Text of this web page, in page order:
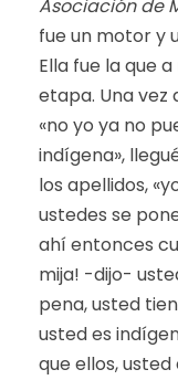
Asociación de
fue un motor y
Ella fue la que
etapa. Una vez
«no yo ya no
indígena»,
los apellidos,
ustedes se
ahí entonces
mija! -dijo-
pena, usted
usted es
que ellos,